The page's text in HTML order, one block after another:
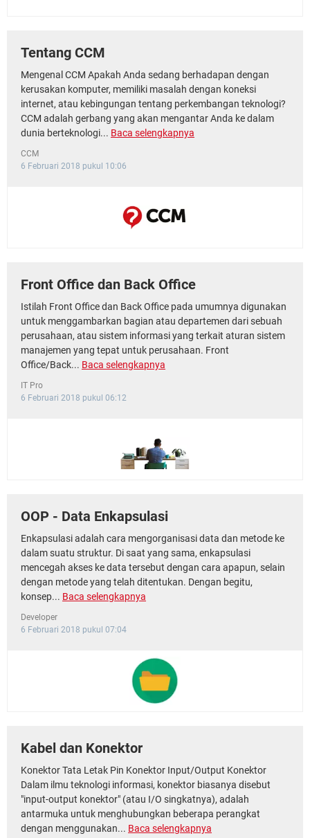
Tentang CCM
Mengenal CCM Apakah Anda sedang berhadapan dengan
kerusakan komputer, memiliki masalah dengan koneksi
internet, atau kebingungan tentang perkembangan teknologi?
CCM adalah gerbang yang akan mengantar Anda ke dalam
dunia berteknologi... Baca selengkapnya
CCM
6 Februari 2018 pukul 10:06
Front Office dan Back Office
Istilah Front Office dan Back Office pada umumnya digunakan
untuk menggambarkan bagian atau departemen dari sebuah
perusahaan, atau sistem informasi yang terkait aturan sistem
manajemen yang tepat untuk perusahaan. Front
Office/Back... Baca selengkapnya
IT Pro
6 Februari 2018 pukul 06:12
OOP - Data Enkapsulasi
Enkapsulasi adalah cara mengorganisasi data dan metode ke
dalam suatu struktur. Di saat yang sama, enkapsulasi
mencegah akses ke data tersebut dengan cara apapun, selain
dengan metode yang telah ditentukan. Dengan begitu,
konsep... Baca selengkapnya
Developer
6 Februari 2018 pukul 07:04
Kabel dan Konektor
Konektor Tata Letak Pin Konektor Input/Output Konektor
Dalam ilmu teknologi informasi, konektor biasanya disebut
"input-output konektor" (atau I/O singkatnya), adalah
antarmuka untuk menghubungkan beberapa perangkat
dengan menggunakan... Baca selengkapnya